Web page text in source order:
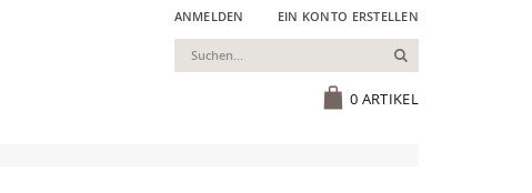
ANMELDEN EIN KONTO ERSTELLEN
0 ARTIKEL
Suchen